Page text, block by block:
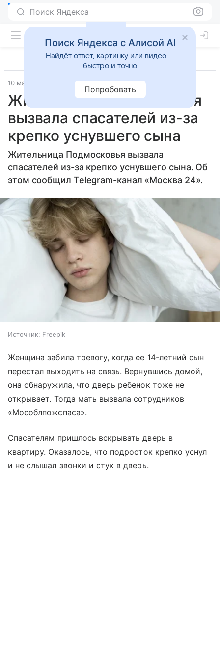
Поиск Яндекса
10 марта 2026 Мослента
Жительница Подмосковья
вызвала спасателей из-за
крепко уснувшего сына
Жительница Подмосковья вызвала
спасателей из-за крепко уснувшего сына. Об
этом сообщил Telegram-канал «Москва 24».
Источник: Freepik
Женщина забила тревогу, когда ее 14-летний сын
перестал выходить на связь. Вернувшись домой,
она обнаружила, что дверь ребенок тоже не
открывает. Тогда мать вызвала сотрудников
«Мособлпожспаса».
Спасателям пришлось вскрывать дверь в
квартиру. Оказалось, что подросток крепко уснул
и не слышал звонки и стук в дверь.
Поиск Яндекса с Алисой AI
Найдёт ответ, картинку или видео —
быстро и точно
Попробовать